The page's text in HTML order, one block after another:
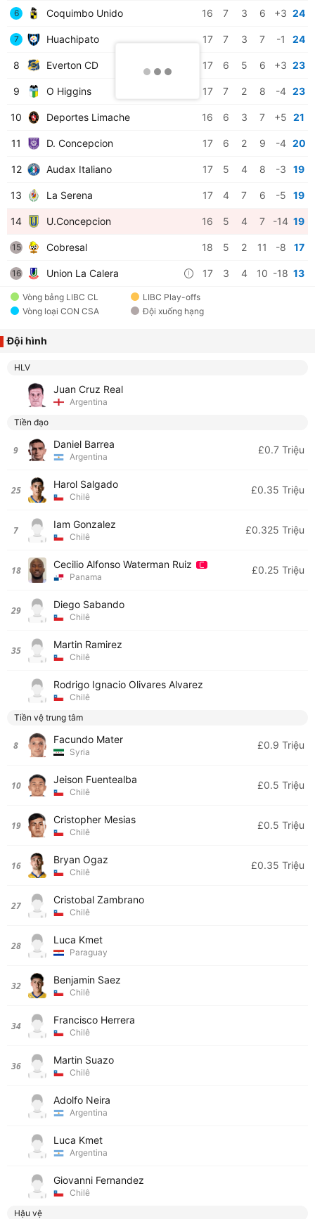
6 Coquimbo Unido 16 7 3 6 +3 24
7 Huachipato 17 7 3 7 -1 24
8 Everton CD 17 6 5 6 +3 23
9 O Higgins 17 7 2 8 -4 23
10 Deportes Limache 16 6 3 7 +5 21
11 D. Concepcion 17 6 2 9 -4 20
12 Audax Italiano 17 5 4 8 -3 19
13 La Serena 17 4 7 6 -5 19
14 U.Concepcion 16 5 4 7 -14 19
15 Cobresal 18 5 2 11 -8 17
16 Union La Calera 17 3 4 10 -18 13
Vòng bảng LIBC CL
LIBC Play-offs
Vòng loại CON CSA
Đội xuống hạng
Đội hình
HLV
Juan Cruz Real
Argentina
Tiền đạo
9 Daniel Barrea
Argentina
£0.7 Triệu
25 Harol Salgado
Chilê
£0.35 Triệu
7 Iam Gonzalez
Chilê
£0.325 Triệu
18 Cecilio Alfonso Waterman Ruiz
Panama
£0.25 Triệu
29 Diego Sabando
Chilê
35 Martin Ramirez
Chilê
Rodrigo Ignacio Olivares Alvarez
Chilê
Tiền vệ trung tâm
8 Facundo Mater
Syria
£0.9 Triệu
10 Jeison Fuentealba
Chilê
£0.5 Triệu
19 Cristopher Mesias
Chilê
£0.5 Triệu
16 Bryan Ogaz
Chilê
£0.35 Triệu
27 Cristobal Zambrano
Chilê
28 Luca Kmet
Paraguay
32 Benjamin Saez
Chilê
34 Francisco Herrera
Chilê
36 Martin Suazo
Chilê
Adolfo Neira
Argentina
Luca Kmet
Argentina
Giovanni Fernandez
Chilê
Hậu vệ